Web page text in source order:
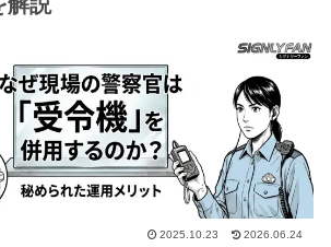
2025.10.23 2026.06.24